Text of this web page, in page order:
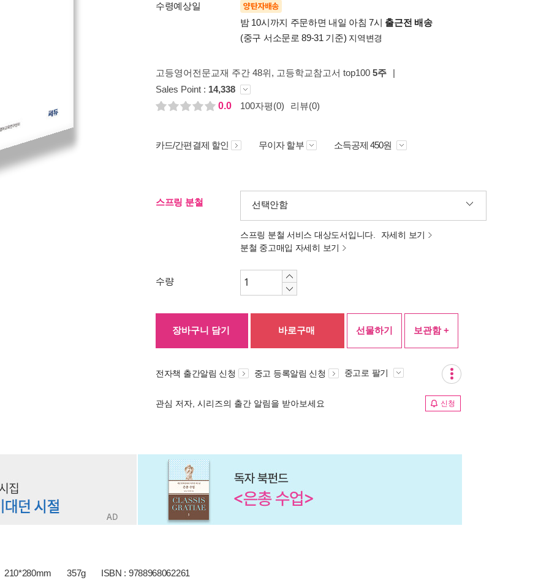
수령예상일 양탄자배송
밤 10시까지 주문하면 내일 아침 7시 출근전 배송
(중구 서소문로 89-31 기준) 지역변경
고등영어전문교재 주간 48위, 고등학교참고서 top100 5주
|
Sales Point : 14,338
0.0
100자평(0) 리뷰(0)
카드/간편결제 할인 무이자 할부 소득공제 450원
스프링 분철 선택안함
스프링 분철 서비스 대상도서입니다.
자세히 보기
분철 중고매입 자세히 보기
수량
장바구니 담기 바로구매 선물하기 보관함 +
전자책 출간알림 신청 중고 등록알림 신청 중고로 팔기
관심 저자, 시리즈의 출간 알림을 받아보세요 신청
210*280mm 357g ISBN : 9788968062261